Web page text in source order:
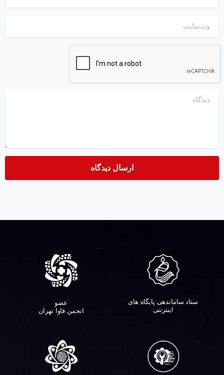
وب‌سایت
دیدگاه
ستاد ساماندهی پایگاه های
اینترنتی
عضو
انجمن فاوا تهران